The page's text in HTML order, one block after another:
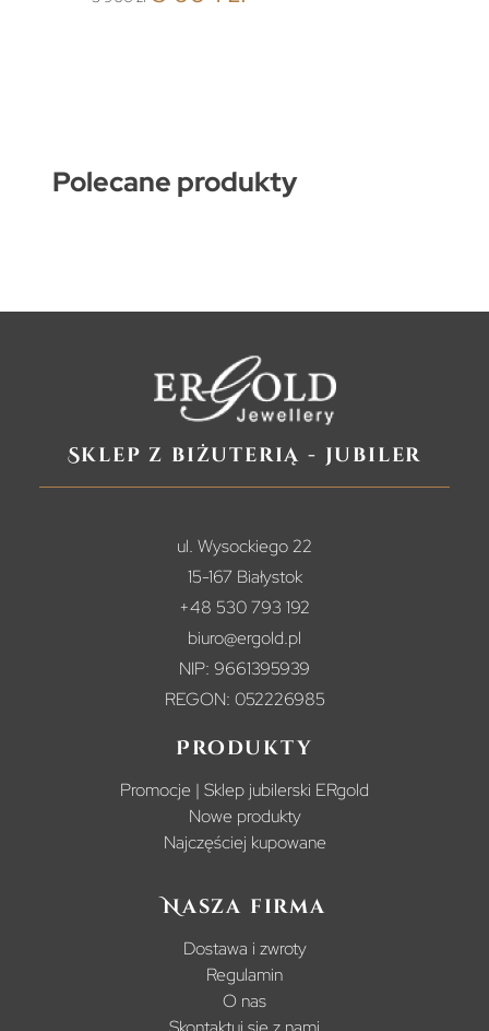
Polecane produkty
Sklep z biżuterią - jubiler
ul. Wysockiego 22
15-167 Białystok
+48 530 793 192
biuro@ergold.pl
NIP: 9661395939
REGON: 052226985
Produkty
Promocje | Sklep jubilerski ERgold
Nowe produkty
Najczęściej kupowane
Nasza firma
Dostawa i zwroty
Regulamin
O nas